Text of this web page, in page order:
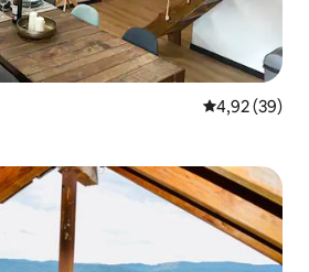
Évaluation
4,92 (39)